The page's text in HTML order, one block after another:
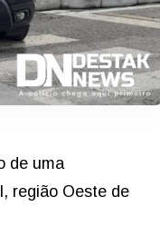
de uma
região Oeste de